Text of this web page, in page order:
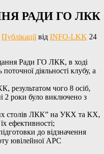
РАДИ ГО ЛКК
Публікаціївід INFO-LKK 24
Ради ГО ЛКК, в ході
діяльності клубу, а
результатом чого 8 осіб,
2 роки було виключено з
столів ЛКК” на УКХ та КХ,
ефективності;
до відзначення
ювілейної АРС